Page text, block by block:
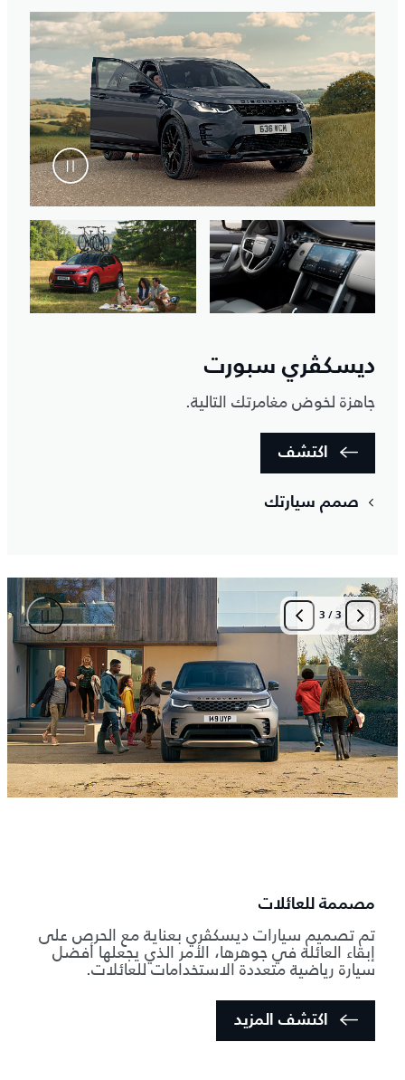
ديسكڤري سبورت‎
جاهزة لخوض مغامرتك التالية.
اكتشف
صمم سيارتك
مصممة للعائلات
تم تصميم سيارات ديسكڤري بعناية مع الحرص على
إبقاء العائلة في جوهرها، الأمر الذي يجعلها أفضل
سيارة رياضية متعددة الاستخدامات للعائلات.
اكتشف المزيد
3
/
3